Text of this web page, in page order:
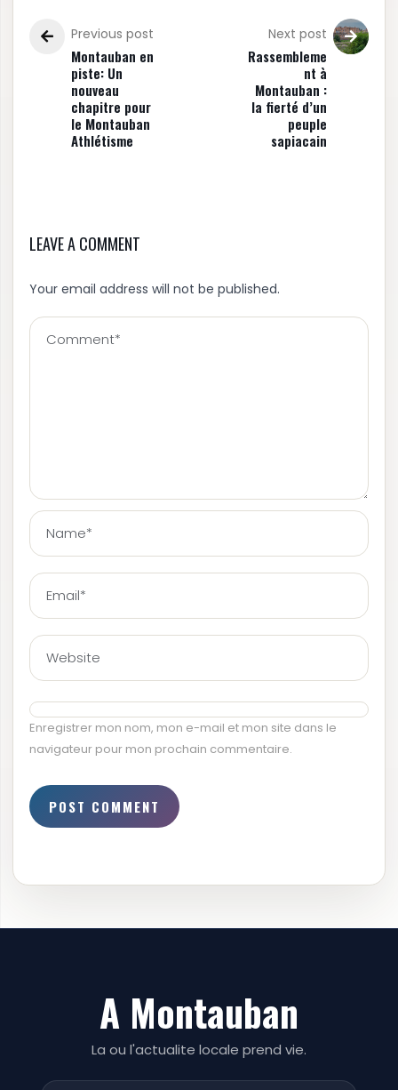
Previous post
Montauban en
piste: Un
nouveau
chapitre pour
le Montauban
Athlétisme
Next post
Rassembleme
nt à
Montauban :
la fierté d’un
peuple
sapiacain
LEAVE A COMMENT
Your email address will not be published.
Enregistrer mon nom, mon e-mail et mon site dans le
navigateur pour mon prochain commentaire.
A Montauban
La ou l'actualite locale prend vie.